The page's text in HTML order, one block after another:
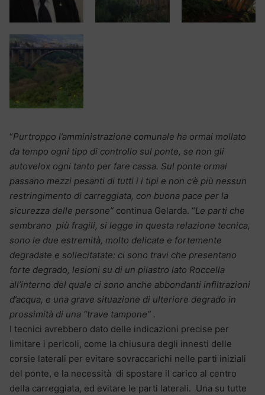
“Purtroppo l’amministrazione comunale ha ormai mollato
da tempo ogni tipo di controllo sul ponte, se non gli
autovelox ogni tanto per fare cassa. Sul ponte ormai
passano mezzi pesanti di tutti i i tipi e non c’è più nessun
restringimento di carreggiata, con buona pace per la
sicurezza delle persone” continua Gelarda. “Le parti che
sembrano più fragili, si legge in questa relazione tecnica,
sono le due estremità, molto delicate e fortemente
degradate e sollecitatate: ci sono travi che presentano
forte degrado, lesioni su di un pilastro lato Roccella
all’interno del quale ci sono anche abbondanti infiltrazioni
d’acqua, e una grave situazione di ulteriore degrado in
prossimità di una “trave tampone” .
I tecnici avrebbero dato delle indicazioni precise per
limitare i pericoli, come la chiusura degli innesti delle
corsie laterali per evitare sovraccarichi nelle parti iniziali
del ponte, e la necessità di spostare il carico al centro
della carreggiata, ed evitare le parti laterali. Una su tutte